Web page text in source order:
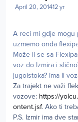
April 20, 201412 yr
A reci mi gdje mogu
uzmemo onda
Može li se sa
voz do Izmira i
jugoistoka? Ima li
Za trajekt ne važi
vozove: https://
ontent.jsf. Ako ti
P.S. Izmir ima dve